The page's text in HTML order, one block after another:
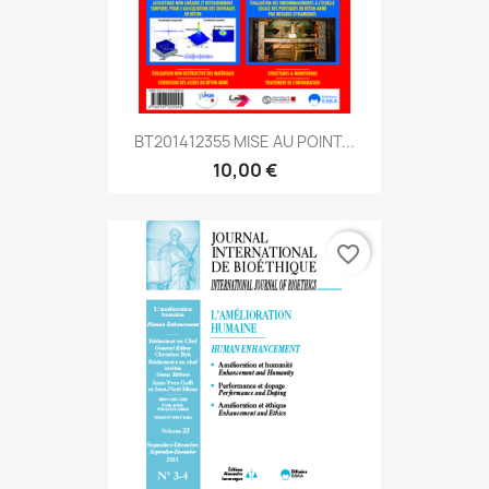
BT201412355 MISE AU POINT...
10,00 €
favorite_border